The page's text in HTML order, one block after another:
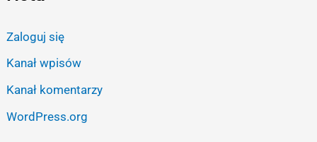
Zaloguj się
Kanał wpisów
Kanał komentarzy
WordPress.org